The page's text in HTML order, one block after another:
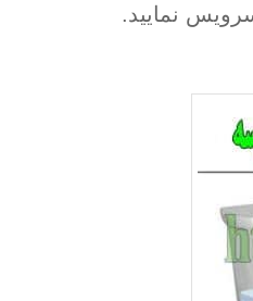
نمایید.